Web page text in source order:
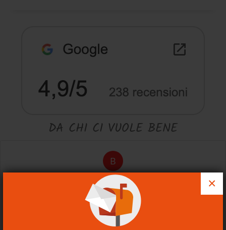
×
DA CHI CI VUOLE BENE
B
BEATRICE
Non il solito shopping online. Gentili e disponibili,